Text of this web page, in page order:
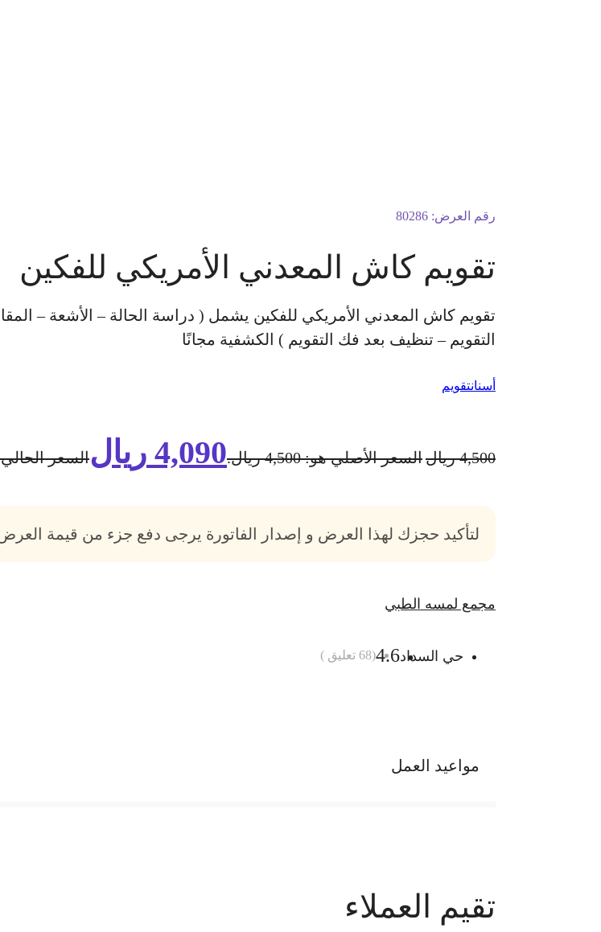
رقم العرض:80286
تقويم كاش المعدني الأمريكي للفكين
تقويم كاش المعدني الأمريكي للفكين يشمل ( دراسة الحالة – الأشعة –
التقويم – تنظيف بعد فك التقويم ) الكشفية مجانًا
أسنانتقويم
4,500 ريالالسعر الأصلي هو: 4,500 ريال. 4,090 ريالالسعر الحالي هو:
لتأكيد حجزك لهذا العرض و إصدار الفاتورة يرجى دفع جزء من قيمة
مجمع لمسه الطبي
حي السداد4.6
(
68 تعليق )
مواعيد العمل
عدد الحجوزات
تقيم العملاء